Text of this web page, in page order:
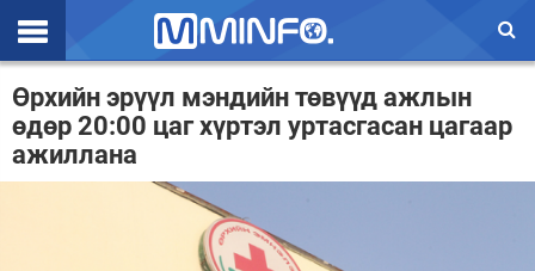
Эхлэл
Цаг агаар
Валют ханш
Өрхийн эрүүл мэндийн төвүүд ажлын
өдөр 20:00 цаг хүртэл уртасгасан цагаар
ажиллана